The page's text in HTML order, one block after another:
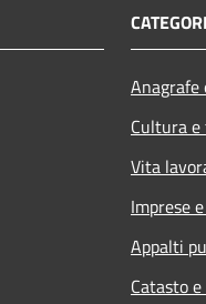
Cultura
Vita
Imprese
Appalti
Catasto